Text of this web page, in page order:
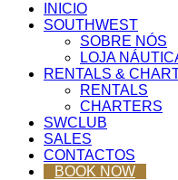
INICIO
SOUTHWEST
SOBRE NÓS
LOJA
RENTALS &
RENTALS
CHARTERS
SWCLUB
SALES
CONTACTOS
BOOK NOW